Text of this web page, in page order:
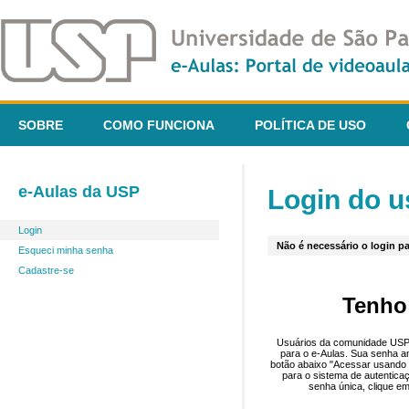
SOBRE COMO FUNCIONA POLÍTICA DE USO
e-Aulas da USP
Login
Esqueci minha senha
Cadastre-se
Login do
Não é necessário o login
Usuários da comunidade
para o e-Aulas. Sua senha
botão abaixo "Acessar
para o sistema de
senha única, clique